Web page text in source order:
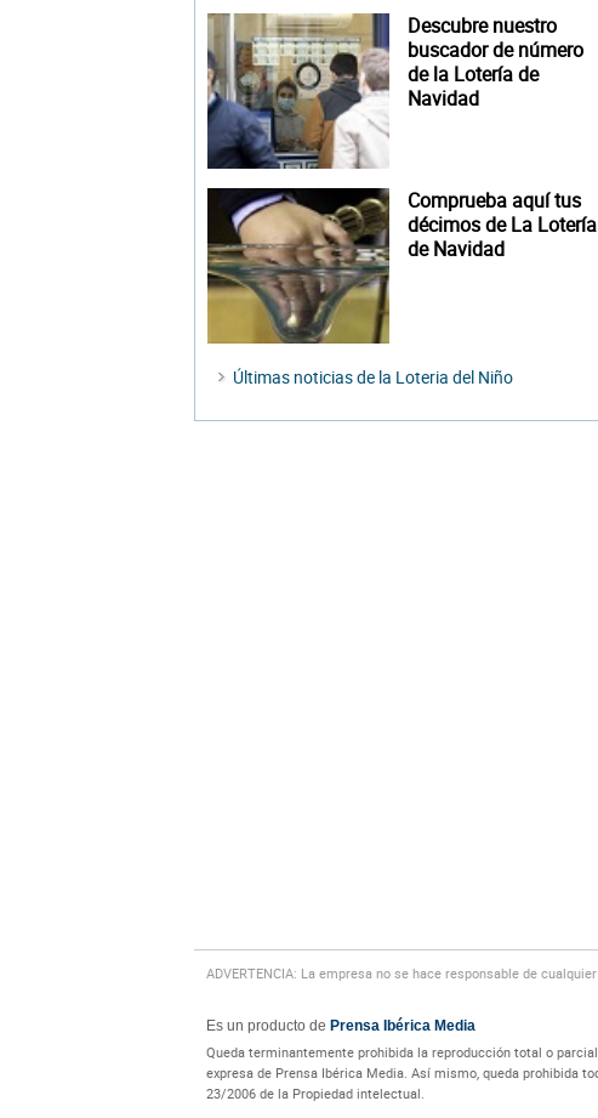
Descubre nuestro
buscador de número
de la Lotería de
Navidad
Comprueba aquí tus
décimos de La Lotería
de Navidad
Últimas noticias de la Loteria del Niño
ADVERTENCIA: La empresa no se hace responsable de
Es un producto de Prensa Ibérica Media
Queda terminantemente prohibida la reproducción total o
expresa de Prensa Ibérica Media. Así mismo, queda prohibida
23/2006 de la Propiedad intelectual.